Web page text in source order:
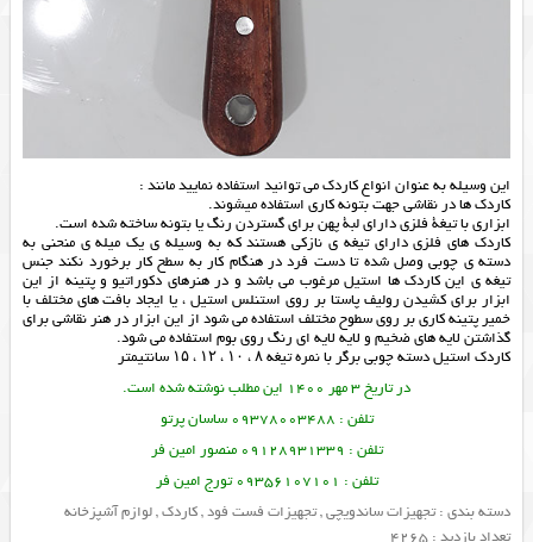
این وسیله به عنوان انواع کاردک می توانید استفاده نمایید مانند :
کاردک ها در نقاشی جهت بتونه کاری استفاده میشوند.
ابزاری با تیغة فلزی دارای لبة پهن برای گستردن رنگ یا بتونه ساخته شده است.
کاردک های فلزی دارای تیغه ی نازکی هستند که به وسیله ی یک میله ی منحنی به
دسته ی چوبی وصل شده تا دست فرد در هنگام کار به سطح کار برخورد نکند جنس
تیغه ی این کاردک ها استیل مرغوب می باشد و در هنرهای دکوراتیو و پتینه از این
ابزار برای کشیدن رولیف پاستا بر روی استنلس استیل ، یا ایجاد بافت های مختلف با
خمیر پتینه کاری بر روی سطوح مختلف استفاده می شود از این ابزار در هنر نقاشی برای
گذاشتن لایه های ضخیم و لایه لایه ای رنگ روی بوم استفاده می شود.
کاردک استیل دسته چوبی برگر با نمره تیغه ۸ ، ۱۰ ، ۱۲ ، ۱۵ سانتیمتر
در تاریخ 3 مهر 1400 این مطلب نوشته شده است.
تلفن : 09378003488 ساسان پرتو
تلفن : 09128931339 منصور امین فر
تلفن : 09356107101 تورج امین فر
دسته بندی :تجهیزات ساندویچی,تجهیزات فست فود,کاردک,لوازم آشپزخانه